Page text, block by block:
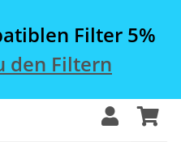
Filter 5%
den Filtern